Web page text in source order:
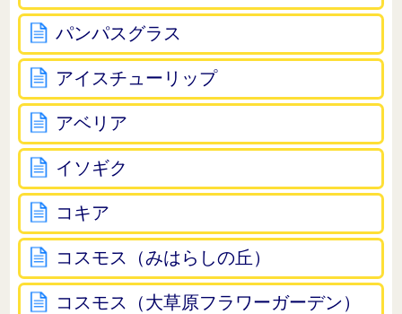
パンパスグラス
アイスチューリップ
アベリア
イソギク
コキア
コスモス（みはらしの丘）
コスモス（大草原フラワーガーデン）